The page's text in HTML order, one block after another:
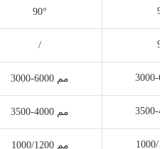
90°
/
3000-6000 مم
3500-4000 مم
1000/1200 مم